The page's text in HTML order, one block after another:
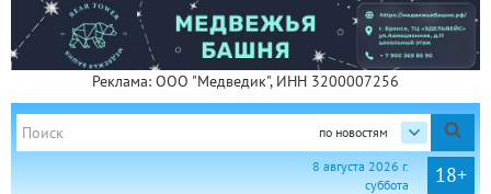
Реклама: ООО "Медведик", ИНН 3200007256
по новостям
18+
8 августа 2026 г.
суббота